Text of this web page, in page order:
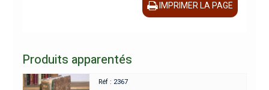
IMPRIMER LA PAGE
Produits apparentés
Réf : 2367